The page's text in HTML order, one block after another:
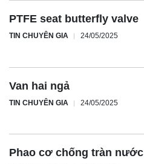
PTFE seat butterfly valve
TIN CHUYÊN GIA 24/05/2025
Van hai ngả
TIN CHUYÊN GIA 24/05/2025
Phao cơ chống tràn nước